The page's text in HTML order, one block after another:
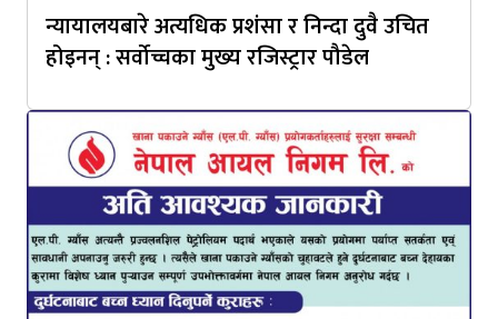
न्यायालयबारे अत्यधिक प्रशंसा र निन्दा दुवै उचित
होइनन् : सर्वोच्चका मुख्य रजिस्ट्रार पौडेल